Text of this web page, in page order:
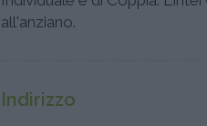
all'anziano.
Indirizzo